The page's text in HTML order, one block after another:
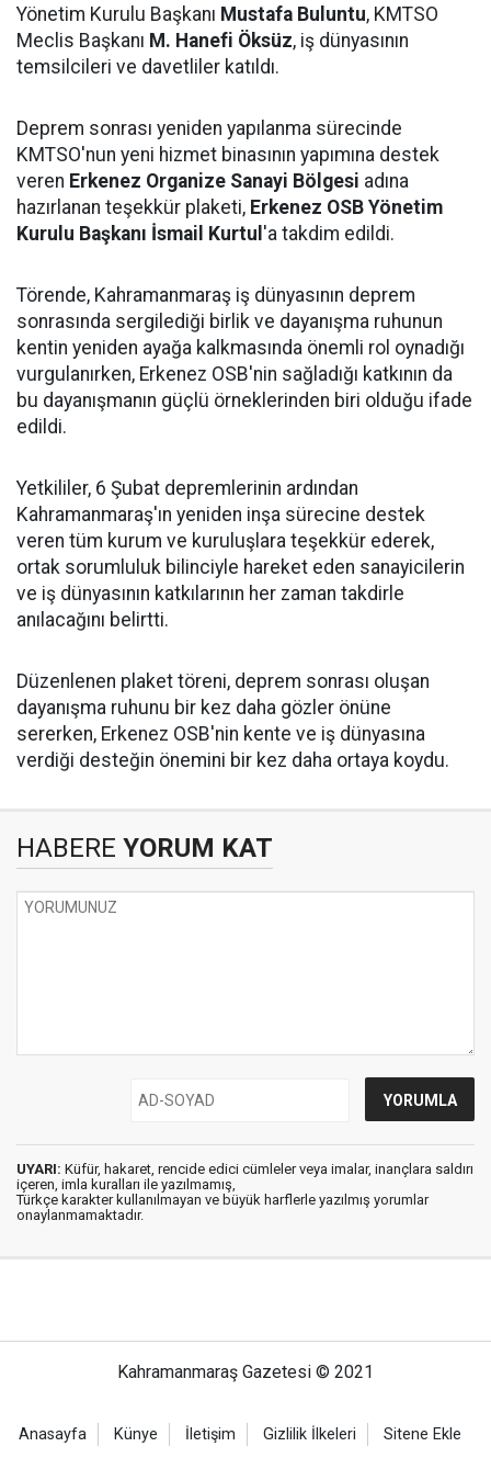
Yönetim Kurulu Başkanı Mustafa Buluntu, KMTSO
Meclis Başkanı M. Hanefi Öksüz, iş dünyasının
temsilcileri ve davetliler katıldı.
Deprem sonrası yeniden yapılanma sürecinde
KMTSO'nun yeni hizmet binasının yapımına destek
veren Erkenez Organize Sanayi Bölgesi adına
hazırlanan teşekkür plaketi, Erkenez OSB Yönetim
Kurulu Başkanı İsmail Kurtul 'a takdim edildi.
Törende, Kahramanmaraş iş dünyasının deprem
sonrasında sergilediği birlik ve dayanışma ruhunun
kentin yeniden ayağa kalkmasında önemli rol oynadığı
vurgulanırken, Erkenez OSB'nin sağladığı katkının da
bu dayanışmanın güçlü örneklerinden biri olduğu ifade
edildi.
Yetkililer, 6 Şubat depremlerinin ardından
Kahramanmaraş'ın yeniden inşa sürecine destek
veren tüm kurum ve kuruluşlara teşekkür ederek,
ortak sorumluluk bilinciyle hareket eden sanayicilerin
ve iş dünyasının katkılarının her zaman takdirle
anılacağını belirtti.
Düzenlenen plaket töreni, deprem sonrası oluşan
dayanışma ruhunu bir kez daha gözler önüne
sererken, Erkenez OSB'nin kente ve iş dünyasına
verdiği desteğin önemini bir kez daha ortaya koydu.
HABERE YORUM KAT
UYARI: Küfür, hakaret, rencide edici cümleler veya imalar, inançlara saldırı
içeren, imla kuralları ile yazılmamış,
Türkçe karakter kullanılmayan ve büyük harflerle yazılmış yorumlar
onaylanmamaktadır.
Kahramanmaraş Gazetesi © 2021
Anasayfa Künye İletişim Gizlilik İlkeleri Sitene Ekle